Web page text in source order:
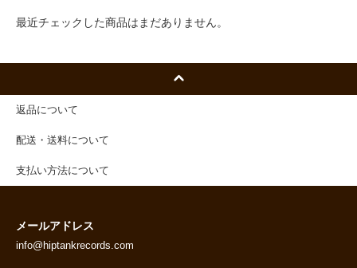
最近チェックした商品はまだありません。
返品について
配送・送料について
支払い方法について
メールアドレス
info@hiptankrecords.com